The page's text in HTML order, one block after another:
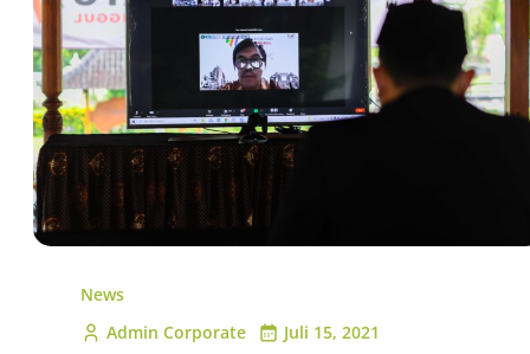
News
Admin Corporate
Juli 15, 2021